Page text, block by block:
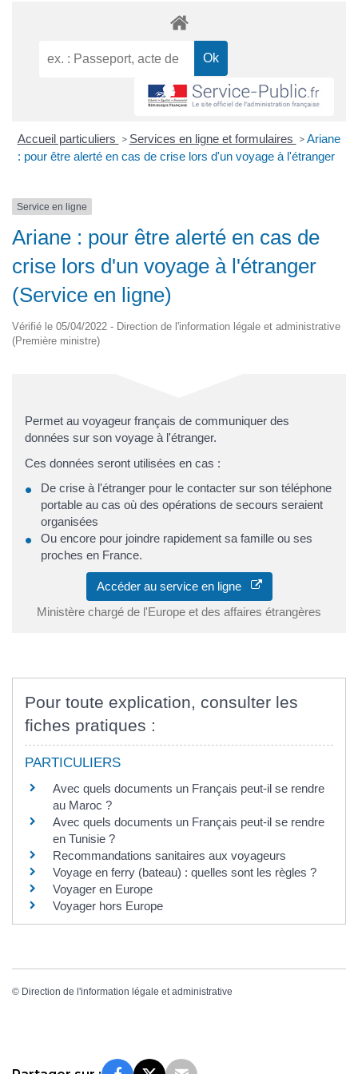
Accueil particuliers > Services en ligne et formulaires > Ariane
: pour être alerté en cas de crise lors d'un voyage à l'étranger
Service en ligne
Ariane : pour être alerté en cas de
crise lors d'un voyage à l'étranger
(Service en ligne)
Vérifié le 05/04/2022 - Direction de l'information légale et administrative
(Première ministre)
Permet au voyageur français de communiquer des
données sur son voyage à l'étranger.
Ces données seront utilisées en cas :
De crise à l'étranger pour le contacter sur son téléphone
portable au cas où des opérations de secours seraient
organisées
Ou encore pour joindre rapidement sa famille ou ses
proches en France.
Accéder au service en ligne
Ministère chargé de l'Europe et des affaires étrangères
Pour toute explication, consulter les
fiches pratiques :
PARTICULIERS
Avec quels documents un Français peut-il se rendre
au Maroc ?
Avec quels documents un Français peut-il se rendre
en Tunisie ?
Recommandations sanitaires aux voyageurs
Voyage en ferry (bateau) : quelles sont les règles ?
Voyager en Europe
Voyager hors Europe
© Direction de l'information légale et administrative